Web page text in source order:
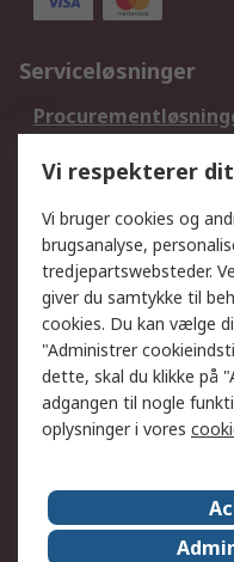
Serviceløsninger
DesignSpark
Dit lokale salgsteam
Support
Få hjælp
Levering
Fakturakopi
Fordele med Mit RS
Om RS
Vi respekterer
Vi bruger cookies og
brugsanalyse,
tredjepartswebsteder.
giver du samtykke til
cookies. Du kan vælge
"Administrer
dette, skal du klikke på
adgangen til nogle
oplysninger i vores